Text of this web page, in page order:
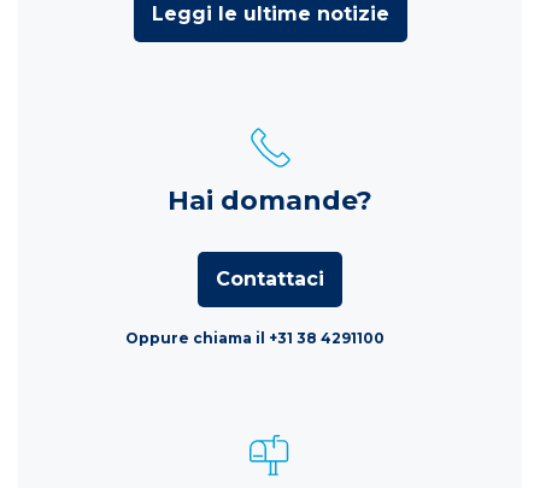
Leggi le ultime notizie
Hai domande?
Contattaci
Oppure chiama il +31 38 4291100